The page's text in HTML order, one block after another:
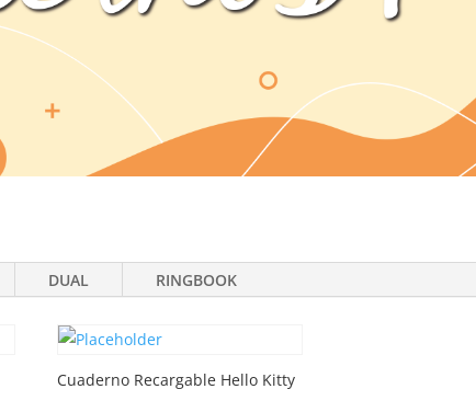
DUAL RINGBOOK
Cuaderno Recargable Hello Kitty